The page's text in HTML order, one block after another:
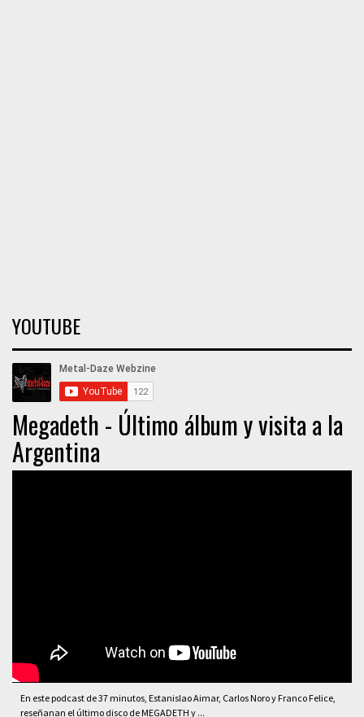
YOUTUBE
Megadeth - Último álbum y visita a la
Argentina
En este podcast de 37 minutos, Estanislao Aimar, Carlos Noro y Franco Felice,
reseñanan el último disco de MEGADETH y ...